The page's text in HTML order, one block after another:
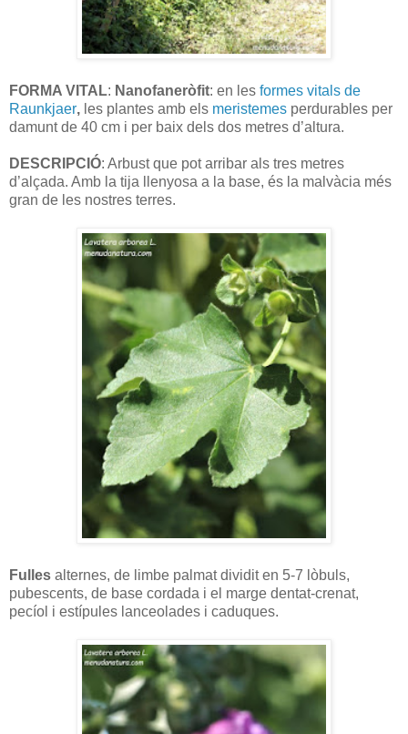
FORMA VITAL: Nanofaneròfit: en les formes vitals de
Raunkjaer, les plantes amb els meristemes perdurables per
damunt de 40 cm i per baix dels dos metres d’altura.
DESCRIPCIÓ: Arbust que pot arribar als tres metres
d’alçada. Amb la tija llenyosa a la base, és la malvàcia més
gran de les nostres terres.
Fulles alternes, de limbe palmat dividit en 5-7 lòbuls,
pubescents, de base cordada i el marge dentat-crenat,
pecíol i estípules lanceolades i caduques.